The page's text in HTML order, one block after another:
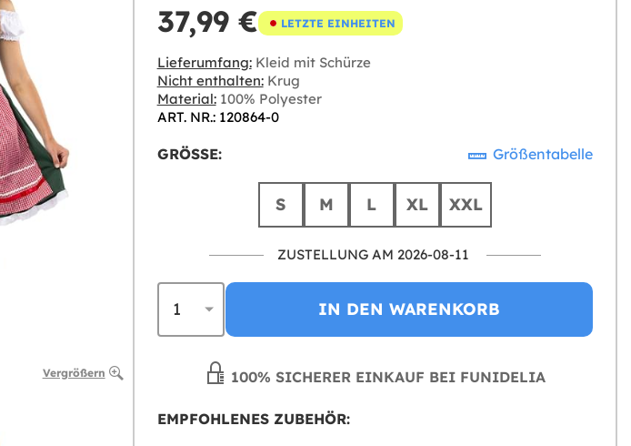
Vergrößern
37,99 € LETZTE EINHEITEN
Lieferumfang:Kleid mit Schürze
Nicht enthalten:Krug
Material:100% Polyester
ART. NR.: 120864-0
GRÖSSE: Größentabelle
S M L XL XXL
ZUSTELLUNG AM 2026-08-11
IN DEN WARENKORB
100% SICHERER EINKAUF BEI FUNIDELIA
EMPFOHLENES ZUBEHÖR: